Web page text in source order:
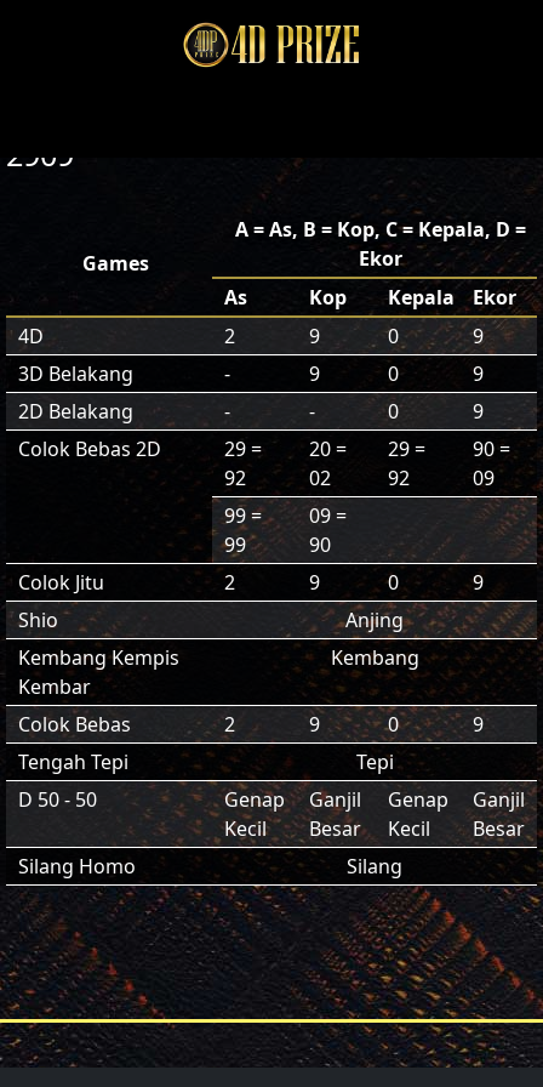
2909
Games
A = As, B = Kop, C = Kepala, D =
Ekor
As
Kop Kepala
Ekor
4D
2 9 0
9
3D Belakang
- 9 0
9
2D Belakang
- - 0
9
Colok Bebas 2D
29 =
92
20 =
02
29 =
92
90 =
09
99 =
99
09 =
90
Colok Jitu
2 9 0
9
Shio
Anjing
Kembang Kempis
Kembar
Kembang
Colok Bebas 2 9 0
9
Tengah Tepi
Tepi
D 50 - 50
Genap
Kecil
Ganjil
Besar
Genap
Kecil
Ganjil
Besar
Silang Homo
Silang